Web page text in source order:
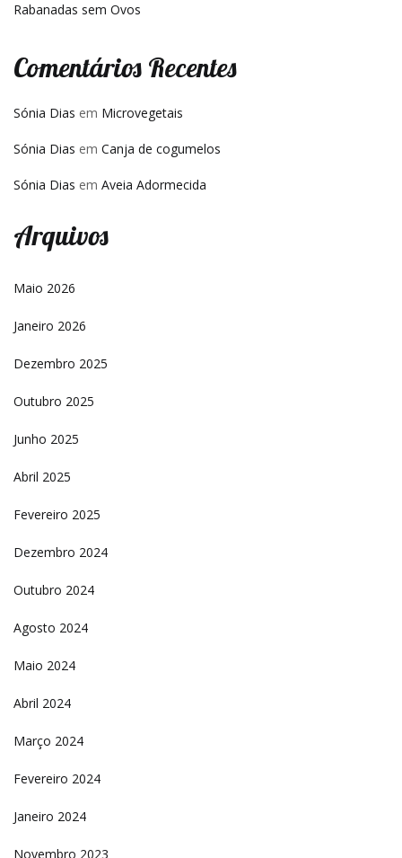
Rabanadas sem Ovos
Comentários Recentes
Sónia Dias em Microvegetais
Sónia Dias em Canja de cogumelos
Sónia Dias em Aveia Adormecida
Arquivos
Maio 2026
Janeiro 2026
Dezembro 2025
Outubro 2025
Junho 2025
Abril 2025
Fevereiro 2025
Dezembro 2024
Outubro 2024
Agosto 2024
Maio 2024
Abril 2024
Março 2024
Fevereiro 2024
Janeiro 2024
Novembro 2023